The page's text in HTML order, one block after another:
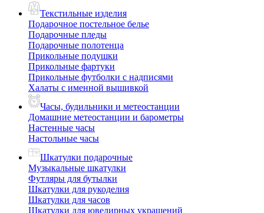
Текстильные изделия
Подарочное постельное белье
Подарочные пледы
Подарочные полотенца
Прикольные подушки
Прикольные фартуки
Прикольные футболки с надписями
Халаты с именной вышивкой
Часы, будильники и метеостанции
Домашние метеостанции и барометры
Настенные часы
Настольные часы
Шкатулки подарочные
Музыкальные шкатулки
Футляры для бутылки
Шкатулки для рукоделия
Шкатулки для часов
Шкатулки для ювелирных украшений